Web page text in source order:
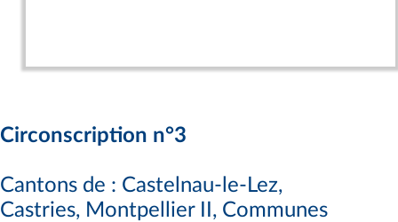
Circonscription n°3
Cantons de : Castelnau-le-Lez,
Castries, Montpellier II, Communes